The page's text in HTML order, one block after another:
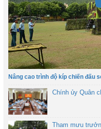
Nâng cao trình độ kíp chiến đấu
Chính ủy Quân
Tham mưu